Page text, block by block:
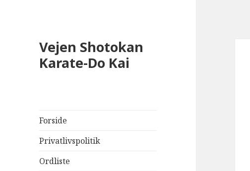
Vejen Shotokan
Karate-Do Kai
Forside
Privatlivspolitik
Ordliste